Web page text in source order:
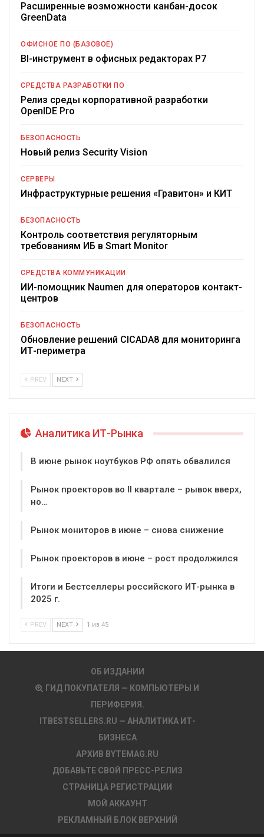
Расширенные возможности канбан-досок
GreenData
ОФИСНОЕ ПО (БАЗОВОЕ)
BI-инструмент в офисных редакторах Р7
СРЕДСТВА РАЗРАБОТКИ ПО
Релиз среды корпоративной разработки
OpenIDE Pro
БЕЗОПАСНОСТЬ
Новый релиз Security Vision
СЕРВЕРЫ
Инфраструктурные решения «Гравитон» и КИТ
БЕЗОПАСНОСТЬ
Контроль соответствия регуляторным
требованиям ИБ в Smart Monitor
СРЕДСТВА КОММУНИКАЦИИ
ИИ-помощник Naumen для операторов контакт-
центров
БЕЗОПАСНОСТЬ
Обновление решений CICADA8 для мониторинга
ИТ-периметра
PREV NEXT
Аналитика ИТ-Рынка
В июне рынок ноутбуков РФ опять обвалился
Рынок проекторов во II квартале – рывок вверх,
но…
Рынок мониторов в июне – снова снижение
Рынок проекторов в июне – рост продолжился
Итоги и Бестселлеры российского ИТ-рынка в
2025 г.
PREV NEXT 1 из 45
ОБ ИЗДАНИИ
ГИД ПОКУПАТЕЛЯ — КОМПЬЮТЕРЫ И
ПЕРИФЕРИЯ.
ITBESTSELLERS.RU — АНАЛИТИКА ИТ-
БИЗНЕСА
АРХИВ BYTEMAG.RU
ДОБАВЬТЕ СВОЙ ПРЕСС-РЕЛИЗ
СТРАНИЦА РЕГИСТРАЦИИ
МОЙ АККАУНТ
РЕКЛАМНЫЙ БЛОК ВЕРХНИЙ